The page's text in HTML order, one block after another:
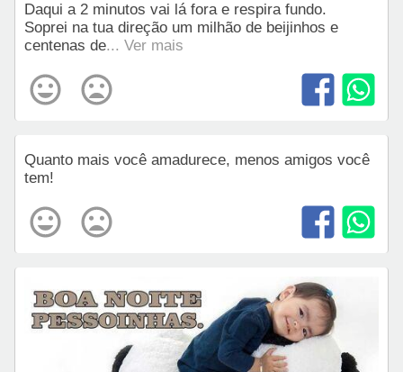
Daqui a 2 minutos vai lá fora e respira fundo.
Soprei na tua direção um milhão de beijinhos e
centenas de... Ver mais
Quanto mais você amadurece, menos amigos você
tem!